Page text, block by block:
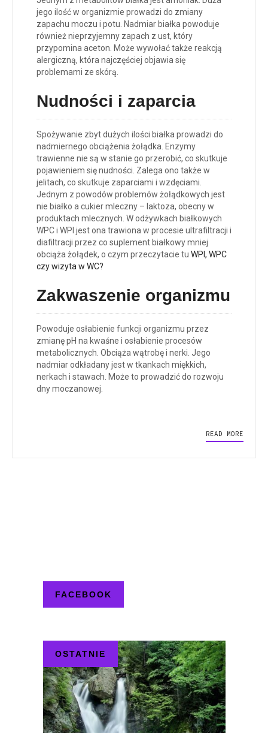
jego ilość w organizmie prowadzi do zmiany
zapachu moczu i potu. Nadmiar białka powoduje
również nieprzyjemny zapach z ust, który
przypomina aceton. Może wywołać także reakcją
alergiczną, która najczęściej objawia się
problemami ze skórą.
Nudności i zaparcia
Spożywanie zbyt dużych ilości białka prowadzi do
nadmiernego obciążenia żołądka. Enzymy
trawienne nie są w stanie go przerobić, co skutkuje
pojawieniem się nudności. Zalega ono także w
jelitach, co skutkuje zaparciami i wzdęciami.
Jednym z powodów problemów żołądkowych jest
nie białko a cukier mleczny – laktoza, obecny w
produktach mlecznych. W odżywkach białkowych
WPC i WPI jest ona trawiona w procesie ultrafiltracji i
diafiltracji przez co suplement białkowy mniej
obciąża żołądek, o czym przeczytacie tu WPI, WPC
czy wizyta w WC?
Zakwaszenie organizmu
Powoduje osłabienie funkcji organizmu przez
zmianę pH na kwaśne i osłabienie procesów
metabolicznych. Obciąża wątrobę i nerki. Jego
nadmiar odkładany jest w tkankach miękkich,
nerkach i stawach. Może to prowadzić do rozwoju
dny moczanowej.
READ MORE
FACEBOOK
OSTATNIE